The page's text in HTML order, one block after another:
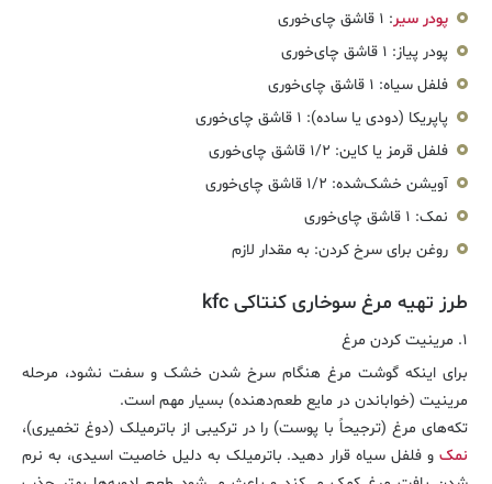
پودر سیر:
پودر پیاز:
فلفل سیاه:
پاپریکا (دودی یا ساده):
فلفل قرمز یا کاین:
آویشن خشک‌شده:
نمک:
روغن برای سرخ کردن: به مقدار لازم
طرز تهیه مرغ سوخاری کنتاکی kfc
۱. مرینیت کردن مرغ
برای اینکه گوشت مرغ هنگام سرخ شدن خشک و سفت نشود، مرحله
مرینیت (خواباندن در مایع طعم‌دهنده) بسیار مهم است.
تکه‌های مرغ (ترجیحاً با پوست) را در ترکیبی از باترمیلک (دوغ تخمیری)،
نمک و فلفل سیاه قرار دهید. باترمیلک به دلیل خاصیت اسیدی، به نرم